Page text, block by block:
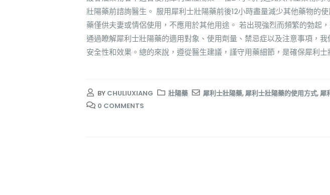
壯陽藥前諮詢醫生。 服用犀利士壯陽藥前後12小時盡量減少其他藥物的
藥僅供夫妻或情侶使用，不應用於其他用途。 若出現強烈而頻繁的勃起
通過瞭解犀利士壯陽藥的適用對象、使用劑量、禁忌症以及注意事項，
安全性和效果。總的來說，遵從醫生建議，謹守用藥細節，是確保犀利士
BY CHULIUXIANG 壯陽藥 犀利士壯陽藥,犀利士壯陽藥的使用方式,犀
0 COMMENTS